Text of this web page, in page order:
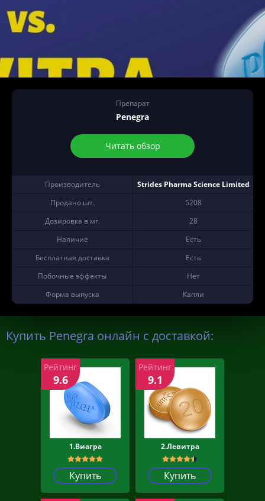
Препарат
Penegra
Читать обзор
Производитель
Strides Pharma Science Limited
Продано шт.
5208
Дозировка в мг.
28
Наличие
Есть
Бесплатная доставка
Есть
Побочные эффекты
Нет
Форма выпуска
Капли
Купить Penegra онлайн с доставкой:
1.Виагра
Купить
Рейтинг
9.6
2.Левитра
Купить
Рейтинг
9.1